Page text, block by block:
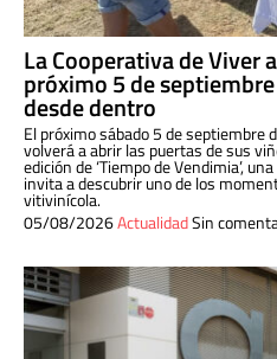
La Cooperativa de Viver
próximo 5 de
desde dentro
El próximo sábado 5 de septiembre
volverá a abrir las puertas de sus
edición de ‘Tiempo de Vendimia’,
invita a descubrir uno de los
vitivinícola.
05/08/2026ActualidadSin